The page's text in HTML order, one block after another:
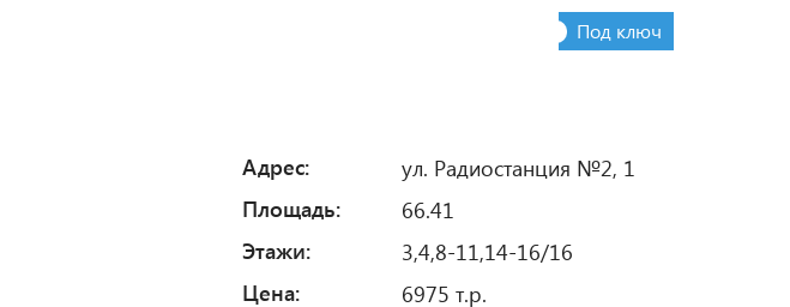
Под ключ
Адрес: ул. Радиостанция №2, 1
Площадь: 66.41
Этажи: 3,4,8-11,14-16/16
Цена: 6975 т.р.